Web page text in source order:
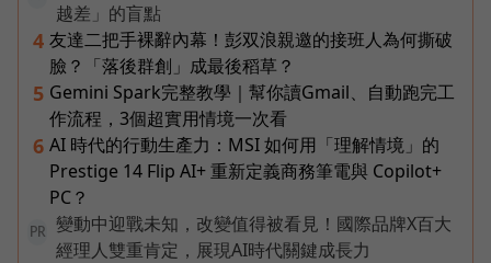
越差」的盲點
4 友達二把手裸辭內幕！彭双浪親邀的接班人為何撕破
臉？「落後群創」成最後稻草？
5 Gemini Spark完整教學｜幫你讀Gmail、自動跑完工
作流程，3個超實用情境一次看
6 AI 時代的行動生產力：MSI 如何用「理解情境」的
Prestige 14 Flip AI+ 重新定義商務筆電與 Copilot+
PC？
PR
變動中迎戰未知，改變值得被看見！國際品牌X百大
經理人雙重肯定，展現AI時代關鍵成長力